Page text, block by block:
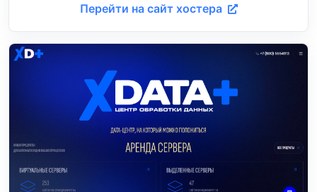
Перейти на сайт хостера